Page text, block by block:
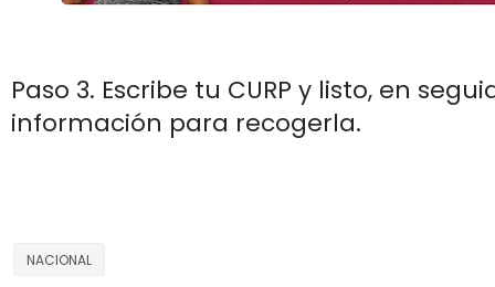
Paso 3. Escribe tu CURP y listo, en
información para recogerla.
NACIONAL